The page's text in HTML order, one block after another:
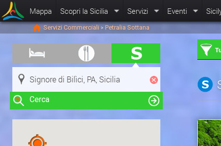
Mappa Scopri la Sicilia Servizi Eventi
Servizi Commerciali > Petralia Sottana
Cerca